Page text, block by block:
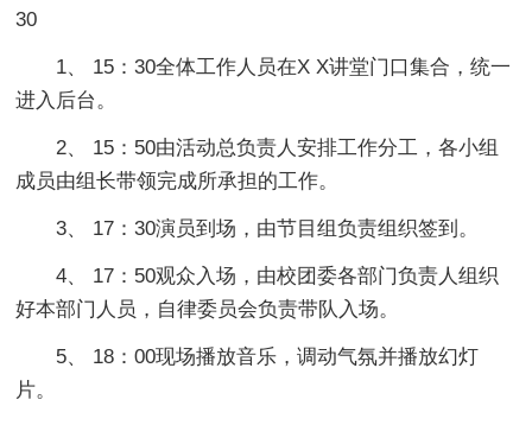
30
1、 15：30全体工作人员在X X讲堂门口集合，统一
进入后台。
2、 15：50由活动总负责人安排工作分工，各小组
成员由组长带领完成所承担的工作。
3、 17：30演员到场，由节目组负责组织签到。
4、 17：50观众入场，由校团委各部门负责人组织
好本部门人员，自律委员会负责带队入场。
5、 18：00现场播放音乐，调动气氛并播放幻灯
片。